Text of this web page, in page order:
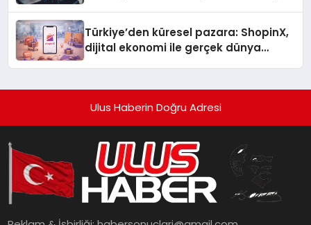
Türkiye’den küresel pazara: ShopinX,
dijital ekonomi ile gerçek dünya
Ulus Haberin Doğru Adresi